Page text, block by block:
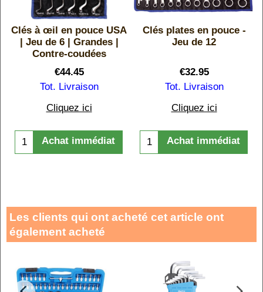
Clés à œil en pouce USA
| Jeu de 6 | Grandes |
Contre-coudées
€44.45
Tot. Livraison
Cliquez ici
Achat immédiat
Clés plates en pouce -
Jeu de 12
€32.95
Tot. Livraison
Cliquez ici
Achat immédiat
Les clients qui ont acheté cet article ont
également acheté